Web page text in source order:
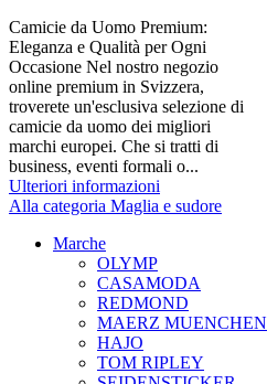
Camicie da Uomo Premium:
Eleganza e Qualità per Ogni
Occasione Nel nostro negozio
online premium in Svizzera,
troverete un'esclusiva selezione di
camicie da uomo dei migliori
marchi europei. Che si tratti di
business, eventi formali o...
Ulteriori informazioni
Alla categoria Maglia e sudore
Marche
OLYMP
CASAMODA
REDMOND
MAERZ MUENCHEN
HAJO
TOM RIPLEY